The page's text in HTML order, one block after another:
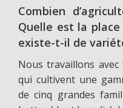
Combien
Quelle est la place
existe-t-il de
Nous travaillons
qui cultivent une
de cinq grandes